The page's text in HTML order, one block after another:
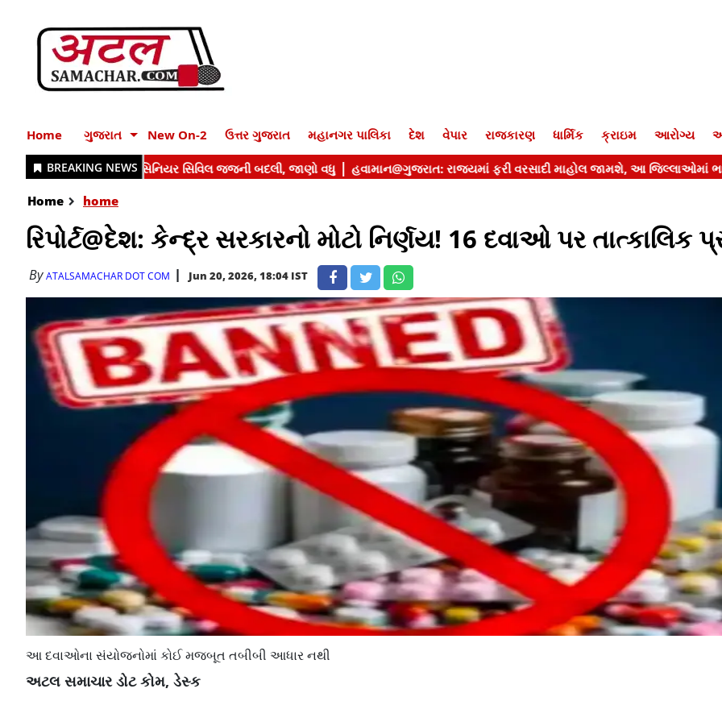
Home ગુજરાત New On-2 ઉત્તર ગુજરાત મહાનગર પાલિકા દેશ વેપાર રાજકારણ ધાર્મિક ક્રાઇમ આરોગ્ય
Home home
રિપોર્ટ@દેશ: કેન્દ્ર સરકારનો મોટો નિર્ણય! 16 દવાઓ પર તાત્કાલિક
ByATALSAMACHAR DOT COM Jun 20, 2026, 18:04 IST
આ દવાઓના સંયોજનોમાં કોઈ મજબૂત તબીબી આધાર નથી
અટલ સમાચાર ડોટ કોમ, ડેસ્ક